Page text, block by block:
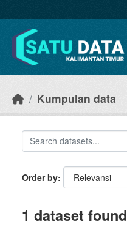
Kumpulan data
Order by
1 dataset found